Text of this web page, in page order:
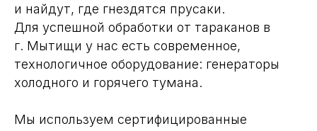
и найдут, где гнездятся прусаки.
Для успешной обработки от тараканов в
г. Мытищи у нас есть современное,
технологичное оборудование: генераторы
холодного и горячего тумана.
Мы используем сертифицированные